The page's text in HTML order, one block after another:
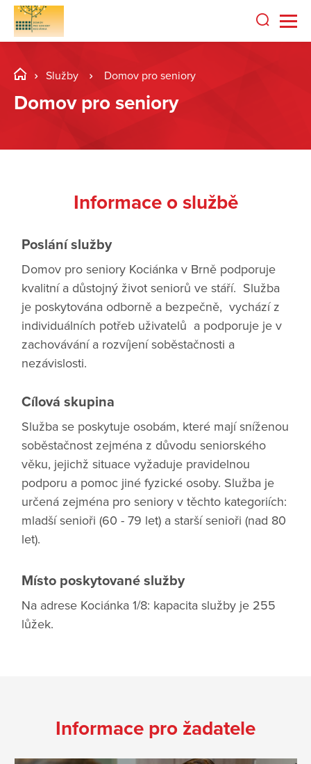
Služby Domov pro seniory
Domov pro seniory
Informace o službě
Poslání služby
Domov pro seniory Kociánka v Brně podporuje
kvalitní a důstojný život seniorů ve stáří. Služba
je poskytována odborně a bezpečně, vychází z
individuálních potřeb uživatelů a podporuje je v
zachovávání a rozvíjení soběstačnosti a
nezávislosti.
Cílová skupina
Služba se poskytuje osobám, které mají sníženou
soběstačnost zejména z důvodu seniorského
věku, jejichž situace vyžaduje pravidelnou
podporu a pomoc jiné fyzické osoby. Služba je
určená zejména pro seniory v těchto kategoriích:
mladší senioři (60 - 79 let) a starší senioři (nad 80
let).
Místo poskytované služby
Na adrese Kociánka 1/8: kapacita služby je 255
lůžek.
Informace pro žadatele